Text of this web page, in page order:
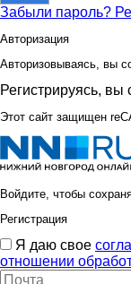
Забыли пароль?
Авторизация
Авторизовываясь, вы
Регистрируясь, вы
Этот сайт защищен
Войдите, чтобы
Регистрация
Я даю свое
отношении